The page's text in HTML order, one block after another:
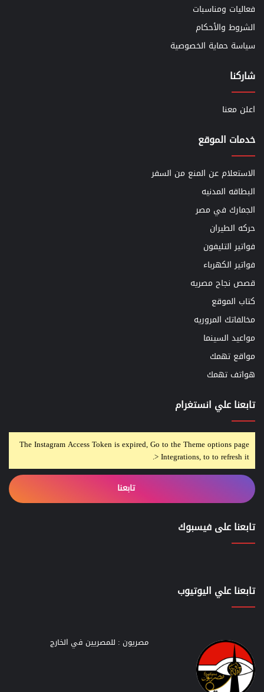
فعاليات ومناسبات
الشروط والأحكام
سياسة حماية الخصوصية
شاركنا
اعلن معنا
خدمات الموقع
الاستعلام عن المنع من السفر
البطاقه المدنيه
الجمارك في مصر
حركه الطيران
فواتير التليفون
فواتير الكهرباء
قصص نجاح مصريه
كتاب الموقع
مخالفاتك المروريه
مواعيد السينما
مواقع تهمك
هواتف تهمك
تابعنا علي انستغرام
The Instagram Access Token is expired, Go to the Theme options page
> Integrations, to to refresh it.
تابعنا
تابعنا على فيسبوك
تابعنا علي اليوتيوب
مصريون : للمصريين في الخارج